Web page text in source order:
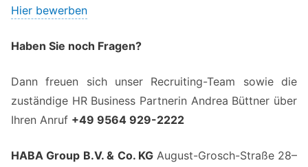
Hier bewerben
Haben Sie noch Fragen?
Dann freuen sich unser Recruiting-Team sowie die
zuständige HR Business Partnerin Andrea Büttner über
Ihren Anruf +49 9564 929-2222
HABA Group B.V. & Co. KG August-Grosch-Straße 28–